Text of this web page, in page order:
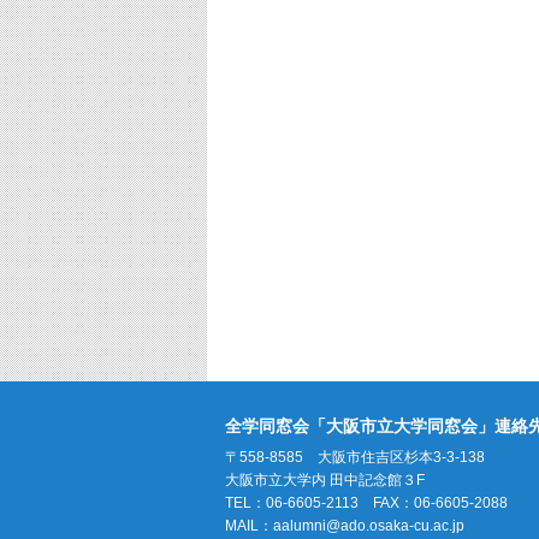
全学同窓会「大阪市立大学同窓会」連絡
〒558-8585 大阪市住吉区杉本3-3-138
大阪市立大学内 田中記念館３F
TEL：06-6605-2113 FAX：06-6605-2088
MAIL： aalumni@ado.osaka-cu.ac.jp